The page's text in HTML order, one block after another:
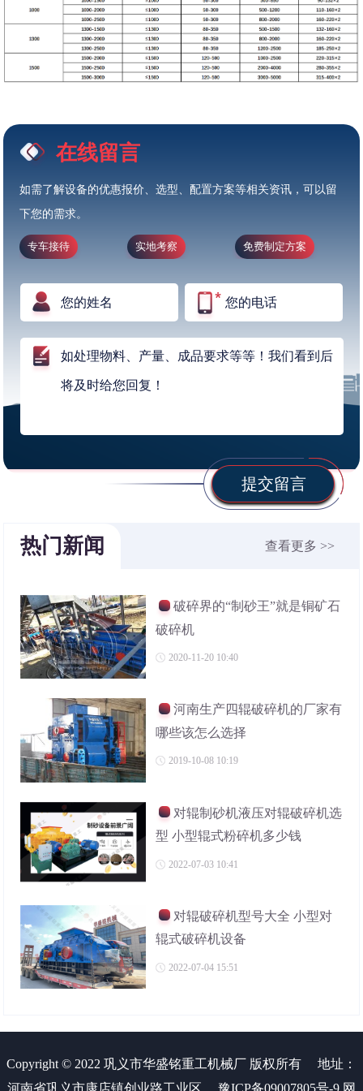
在线留言
如需了解设备的优惠报价、选型、配置方案等相关资讯，可以留
下您的需求。
专车接待 实地考察 免费制定方案
提交留言
热门新闻 查看更多 >>
破碎界的“制砂王”就是铜矿石
破碎机
2020-11-20 10:40
河南生产四辊破碎机的厂家有
哪些该怎么选择
2019-10-08 10:19
对辊制砂机液压对辊破碎机选
型 小型辊式粉碎机多少钱
2022-07-03 10:41
对辊破碎机型号大全 小型对
辊式破碎机设备
2022-07-04 15:51
Copyright © 2022 巩义市华盛铭重工机械厂 版权所有
地址：
河南省巩义市康店镇创业路工业区
豫ICP备09007805号-9 网